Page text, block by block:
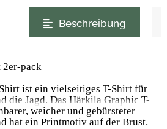
Beschreibung
2er-pack
ist ein vielseitiges T-Shirt für
die Jagd. Das Härkila Graphic T-
weicher und gebürsteter
hat ein Printmotiv auf der Brust.